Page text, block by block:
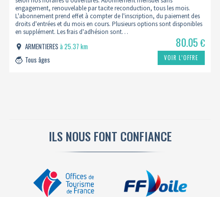
engagement, renouvelable par tacite reconduction, tous les mois.
L'abonnement prend effet à compter de l'inscription, du paiement des
droits d'entrées et du mois en cours. Plusieurs options sont disponibles
en supplément. Les frais d'adhésion sont…
ARMENTIERESà 25.37 km
Tous âges
80.05€
VOIR L’OFFRE
ILS NOUS FONT CONFIANCE